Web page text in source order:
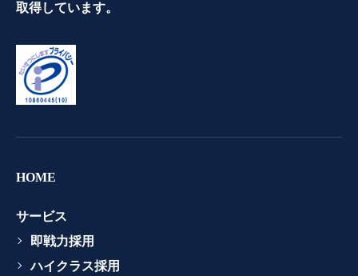
取得しています。
HOME
サービス
即戦力採用
ハイクラス採用